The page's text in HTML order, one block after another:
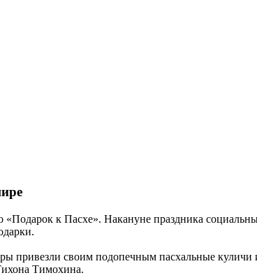
к Пасхе». Накануне праздника
привезли своим подопечным пасхальные куличи
Тимохина.